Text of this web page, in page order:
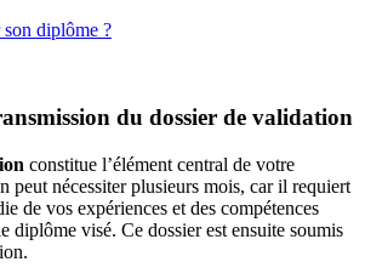
diplôme ?
du dossier de validation
constitue l’élément central de votre
peut nécessiter plusieurs mois, car il requiert
de vos expériences et des compétences
diplôme visé. Ce dossier est ensuite soumis